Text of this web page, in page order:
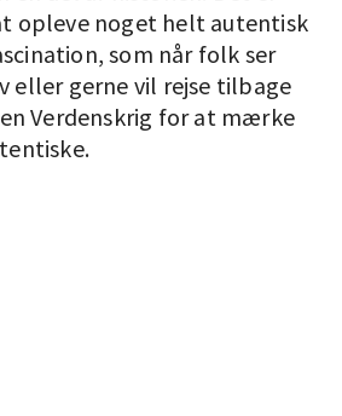
opleve noget helt autentisk
som når folk ser
eller gerne vil rejse tilbage
Verdenskrig for at mærke